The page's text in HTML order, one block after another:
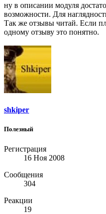
ну в описании модуля
возможности. Для
Так же отзывы читай. Если
одному отзыву это понятно.
shkiper
Полезный
Регистрация
16 Ноя 2008
Сообщения
304
Реакции
19